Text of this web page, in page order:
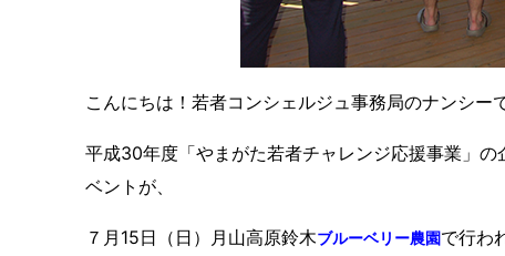
こんにちは！若者コンシェルジュ事務局のナンシーで
平成30年度「やまがた若者チャレンジ応援事業」
ベントが、
７月15日（日）月山高原鈴木ブルーベリー農園で行わ